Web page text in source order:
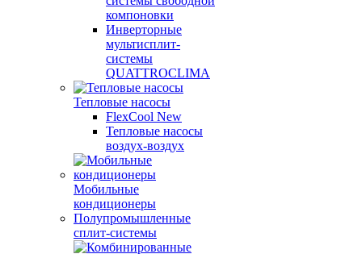
компоновки
Инверторные
мультисплит-
системы
QUATTROCLIMA
Тепловые насосы
FlexCool New
Тепловые насосы
воздух-воздух
Мобильные
кондиционеры
Полупромышленные
сплит-системы